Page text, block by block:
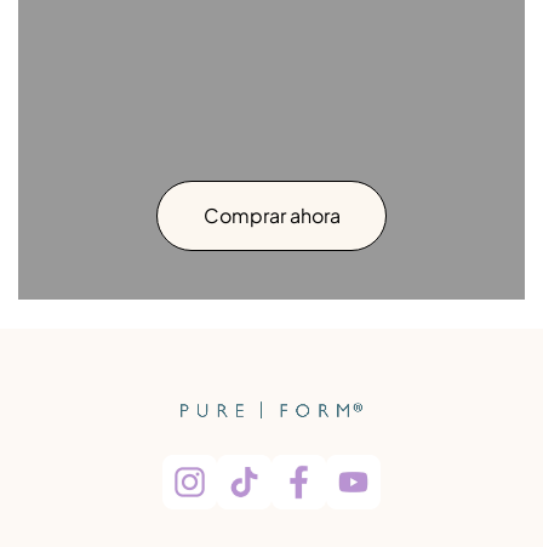
Comprar ahora